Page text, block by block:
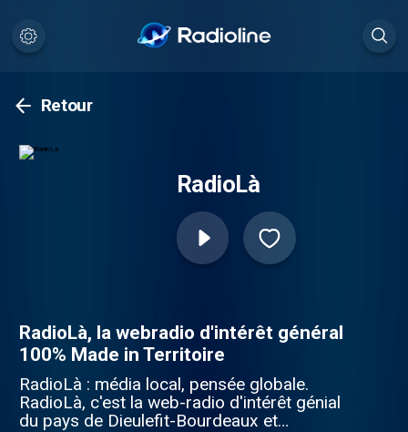
Retour
RadioLà
RadioLà, la webradio d'intérêt général
100% Made in Territoire
RadioLà : média local, pensée globale.
RadioLà, c'est la web-radio d'intérêt génial
du pays de Dieulefit-Bourdeaux et